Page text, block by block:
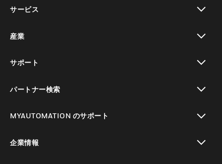
サービス
産業
サポート
パートナー検索
MYAUTOMATION のサポート
企業情報